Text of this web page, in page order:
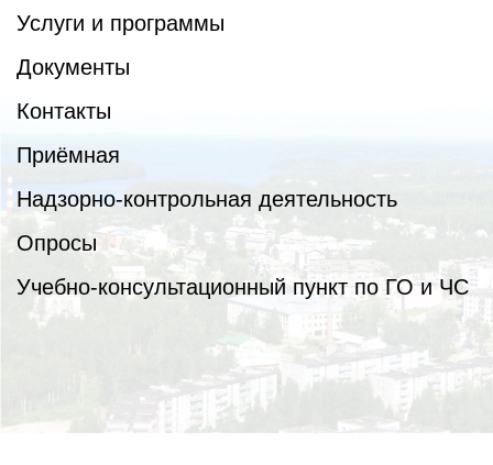
Услуги и программы
Документы
Контакты
Приёмная
Надзорно-контрольная деятельность
Опросы
Учебно-консультационный пункт по ГО и ЧС